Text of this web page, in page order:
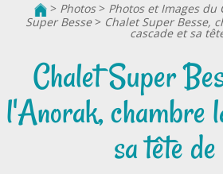
> Photos> Photos et Images du
Super Besse> Chalet Super Besse,
cascade et sa
Chalet Super
l'Anorak, chambre
sa tête